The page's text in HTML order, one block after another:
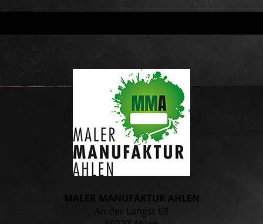
MALER MANUFAKTUR AHLEN
An der Langst 68